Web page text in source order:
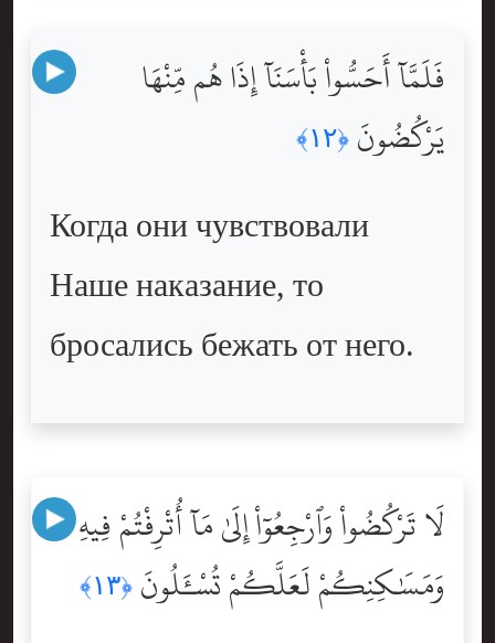
فَلَمَّآ أَحَسُّواْ بَأْسَنَآ إِذَا هُم مِّنْهَا
يَرْكُضُونَ ﴿١٢﴾
Когда они чувствовали
Наше наказание, то
бросались бежать от него.
لَا تَرْكُضُواْ وَٱرْجِعُوٓاْ إِلَىٰ مَآ أُتْرِفْتُمْ فِيهِ
وَمَسَٰكِنِكُمْ لَعَلَّكُمْ تُسْـَٔلُونَ ﴿١٣﴾